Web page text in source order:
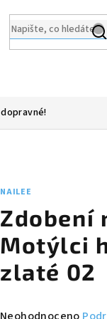
NAILEE
Zdobení
Motýlci
zlaté 02
Průměrné